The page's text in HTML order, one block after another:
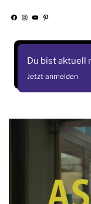
Skip
Facebook
Instagram
YouTube
Pinterest
Du bist aktuell
Jetzt anmelden